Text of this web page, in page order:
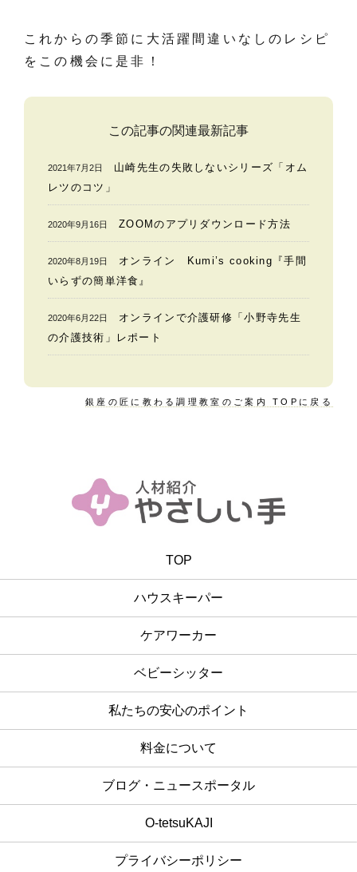
これからの季節に大活躍間違いなしのレシピ
をこの機会に是非！
この記事の関連最新記事
2021年7月2日
山崎先生の失敗しないシリーズ「オム
レツのコツ」
2020年9月16日 ZOOMのアプリダウンロード方法
2020年8月19日
オンライン Kumi’s cooking『手間
いらずの簡単洋食』
2020年6月22日
オンラインで介護研修「小野寺先生
の介護技術」レポート
銀座の匠に教わる調理教室のご案内 TOPに戻る
TOP
ハウスキーパー
ケアワーカー
ベビーシッター
私たちの安心のポイント
料金について
ブログ・ニュースポータル
O-tetsuKAJI
プライバシーポリシー